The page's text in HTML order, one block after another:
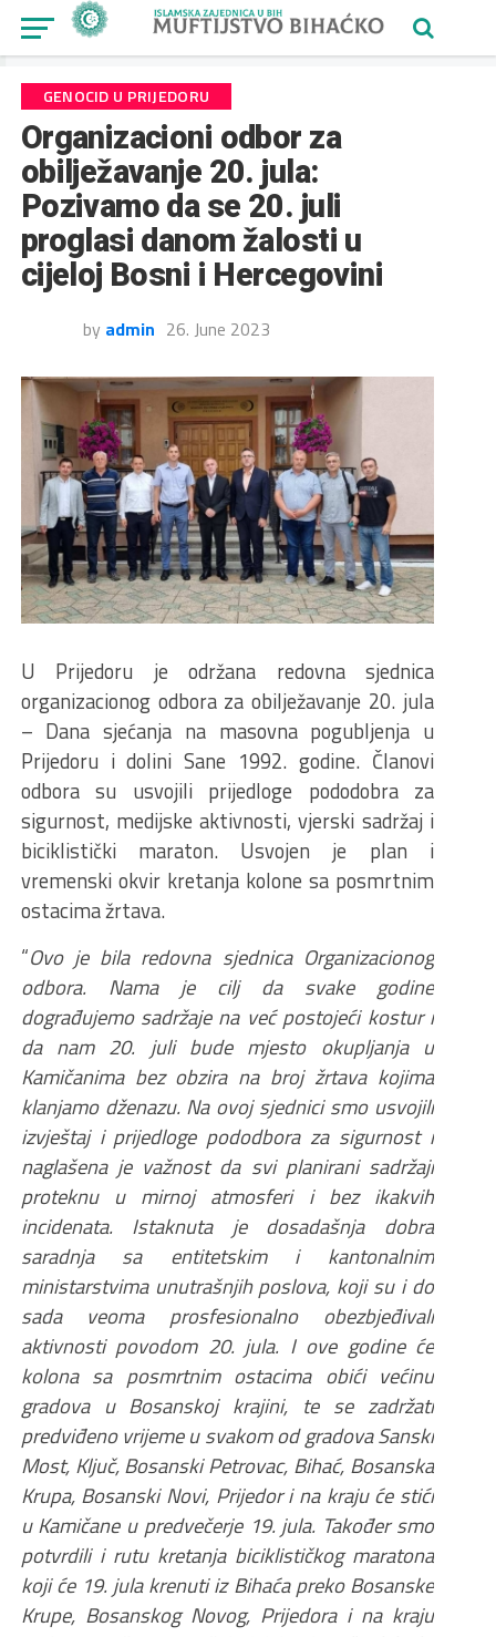
GENOCID U PRIJEDORU
Organizacioni odbor za
obilježavanje 20. jula:
Pozivamo da se 20. juli
proglasi danom žalosti u
cijeloj Bosni i Hercegovini
by admin 26. June 2023
U Prijedoru je održana redovna sjednica
organizacionog odbora za obilježavanje 20. jula
– Dana sjećanja na masovna pogubljenja u
Prijedoru i dolini Sane 1992. godine. Članovi
odbora su usvojili prijedloge pododobra za
sigurnost, medijske aktivnosti, vjerski sadržaj i
biciklistički maraton. Usvojen je plan i
vremenski okvir kretanja kolone sa posmrtnim
ostacima žrtava.
“Ovo je bila redovna sjednica Organizacionog
odbora. Nama je cilj da svake godine
dograđujemo sadržaje na već postojeći kostur i
da nam 20. juli bude mjesto okupljanja u
Kamičanima bez obzira na broj žrtava kojima
klanjamo dženazu. Na ovoj sjednici smo usvojili
izvještaj i prijedloge pododbora za sigurnost i
naglašena je važnost da svi planirani sadržaji
proteknu u mirnoj atmosferi i bez ikakvih
incidenata. Istaknuta je dosadašnja dobra
saradnja sa entitetskim i kantonalnim
ministarstvima unutrašnjih poslova, koji su i do
sada veoma prosfesionalno obezbjeđivali
aktivnosti povodom 20. jula. I ove godine će
kolona sa posmrtnim ostacima obići većinu
gradova u Bosanskoj krajini, te se zadržati
predviđeno vrijeme u svakom od gradova Sanski
Most, Ključ, Bosanski Petrovac, Bihać, Bosanska
Krupa, Bosanski Novi, Prijedor i na kraju će stići
u Kamičane u predvečerje 19. jula. Također smo
potvrdili i rutu kretanja biciklističkog maratona
koji će 19. jula krenuti iz Bihaća preko Bosanske
Krupe, Bosanskog Novog, Prijedora i na kraju